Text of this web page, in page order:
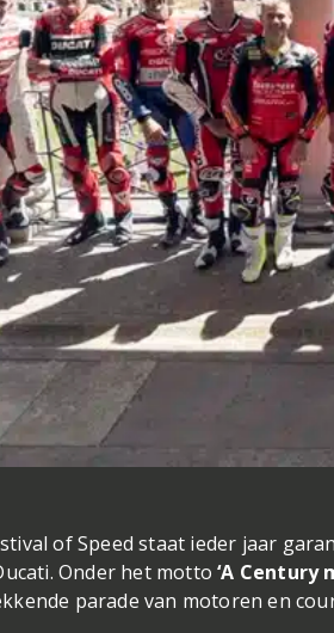
of Speed staat ieder jaar
Onder het motto‘A Century
parade van motoren en